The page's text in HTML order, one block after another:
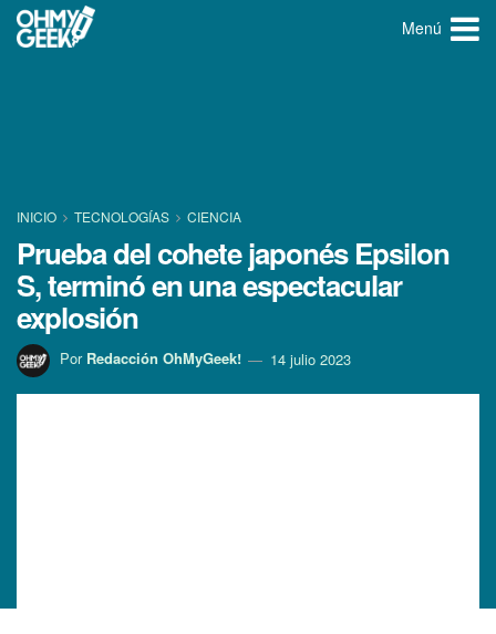
Menú
INICIO TECNOLOGÍ­AS CIENCIA
Prueba del cohete japonés Epsilon
S, terminó en una espectacular
explosión
Por Redacción OhMyGeek! 14 julio 2023